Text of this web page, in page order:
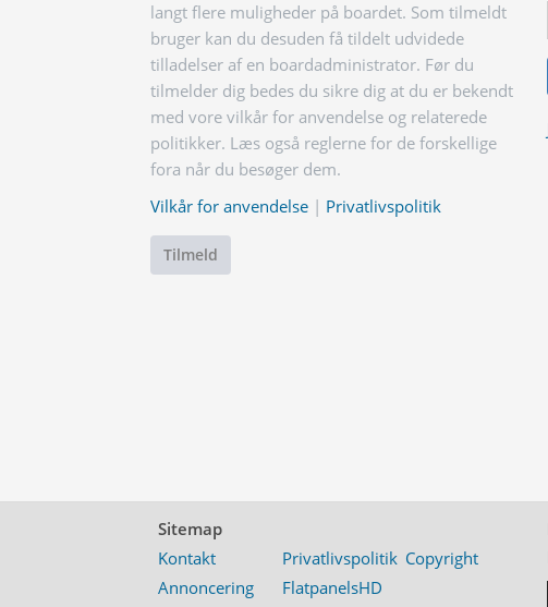
langt flere muligheder på boardet. Som tilmeldt
bruger kan du desuden få tildelt udvidede
tilladelser af en boardadministrator. Før du
tilmelder dig bedes du sikre dig at du er bekendt
med vore vilkår for anvendelse og relaterede
politikker. Læs også reglerne for de forskellige
fora når du besøger dem.
Vilkår for anvendelse | Privatlivspolitik
Tilmeld
Sitemap
Kontakt
Privatlivspolitik Copyright
Annoncering
FlatpanelsHD